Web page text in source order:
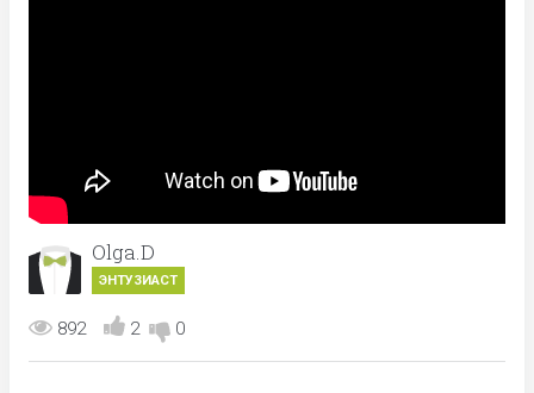
Olga.D
ЭНТУЗИАСТ
892 2 0